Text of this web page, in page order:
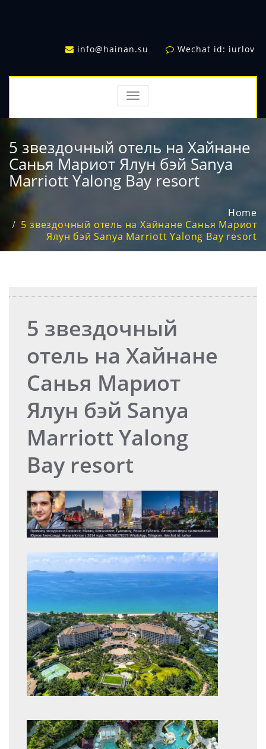
info@hainan.su Wechat id: iurlov
TOGGLE
NAVIGATION
5 звездочный отель на Хайнане
Санья Мариот Ялун бэй Sanya
Marriott Yalong Bay resort
Home
5 звездочный отель на Хайнане Санья Мариот
Ялун бэй Sanya Marriott Yalong Bay resort
5 звездочный
отель на Хайнане
Санья Мариот
Ялун бэй Sanya
Marriott Yalong
Bay resort